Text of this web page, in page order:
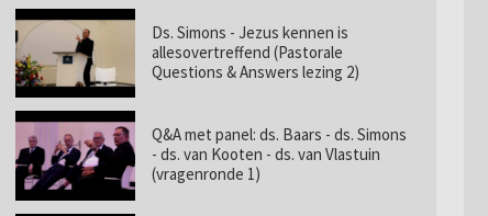
Ds. Simons - Jezus kennen is
allesovertreffend (Pastorale
Questions & Answers lezing 2)
Q&A met panel: ds. Baars - ds. Simons
- ds. van Kooten - ds. van Vlastuin
(vragenronde 1)